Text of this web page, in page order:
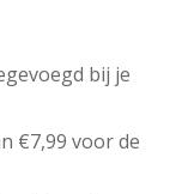
bij je
€7,99 voor de